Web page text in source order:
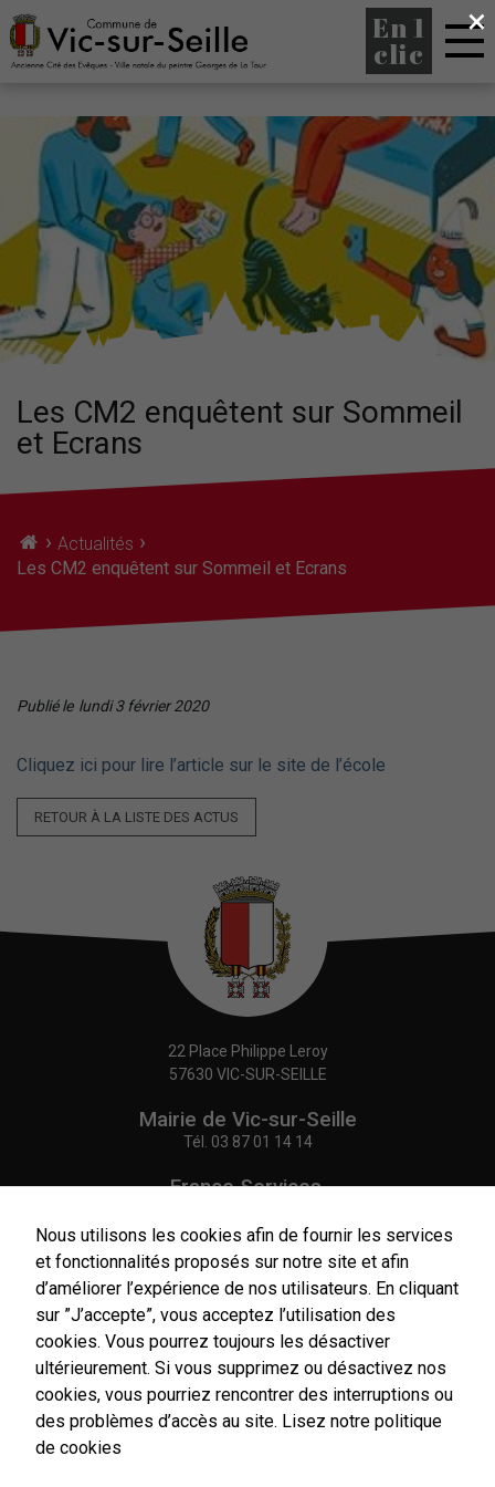
En 1
clic
Les CM2 enquêtent sur Sommeil
et Ecrans
› Actualités ›
Les CM2 enquêtent sur Sommeil et Ecrans
Publié le lundi 3 février 2020
Cliquez ici pour lire l’article sur le site de l’école
RETOUR À LA LISTE DES ACTUS
22 Place Philippe Leroy
57630 VIC-SUR-SEILLE
Mairie de Vic-sur-Seille
Tél. 03 87 01 14 14
France Services,
Tél.03 87 86 41 48
NOUS CONTACTER
Horaires
d'ouverture
×
Nous utilisons les cookies afin de fournir les services
et fonctionnalités proposés sur notre site et afin
d’améliorer l’expérience de nos utilisateurs. En cliquant
sur ”J’accepte”, vous acceptez l’utilisation des
cookies. Vous pourrez toujours les désactiver
ultérieurement. Si vous supprimez ou désactivez nos
cookies, vous pourriez rencontrer des interruptions ou
des problèmes d’accès au site. Lisez notre politique
de cookies